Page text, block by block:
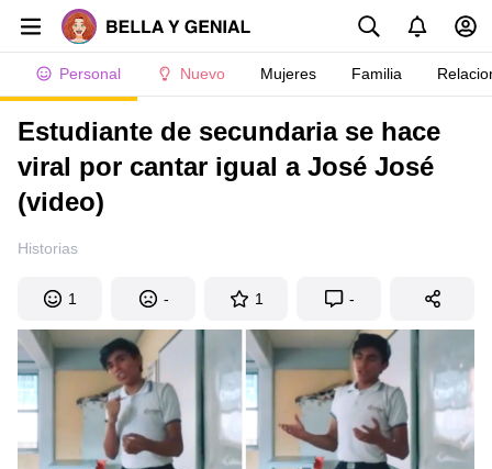
Personal Nuevo Mujeres Familia
Estudiante de secundaria se hace
viral por cantar igual a José José
(video)
Historias
1 - 1 -